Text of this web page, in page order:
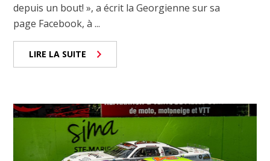
depuis un bout! », a écrit la Georgienne sur sa
page Facebook, à ...
LIRE LA SUITE